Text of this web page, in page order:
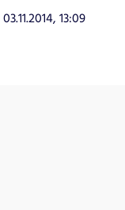
03.11.2014, 13:09